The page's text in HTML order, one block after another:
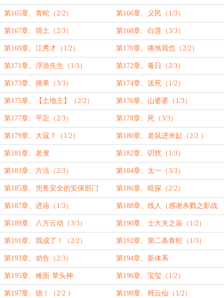
第165章、青蛇（2/2） 第166章、义民（1/3）
第167章、填土（2/3） 第168章、白莲（3/3）
第169章、江秀才（1/2） 第170章、痛煞我也（2/2）
第171章、浮游先生（1/3） 第172章、毒日（2/3）
第173章、摘果（3/3） 第174章、送死（1/2）
第175章、【土地主】（2/2） 第176章、山婆婆（1/3）
第177章、平定（2/3） 第178章、死（3/3）
第179章、大寇？（1/2） 第180章、老鼠进米缸（2/2 ）
第181章、老叟 第182章、叨扰（1/3）
第183章、方法（2/3） 第184章、太一（3/3）
第185章、兜售安全的安保部门
（1/2）
第186章、暗探（2/2）
第187章、进庙（1/3） 第188章、线人（感谢杀戮之影战
的盟主，谢谢）
第189章、八方云动（3/3） 第190章、士大夫之庙（1/2）
第191章、我成了！（2/2） 第192章、第二条青蛇（1/3）
第193章、劝告（2/3） 第194章、新体系
第195章、傩面·草头神 第196章、宝玺（1/2）
第197章、德！（2/2 ） 第198章、韩云仙（1/2）